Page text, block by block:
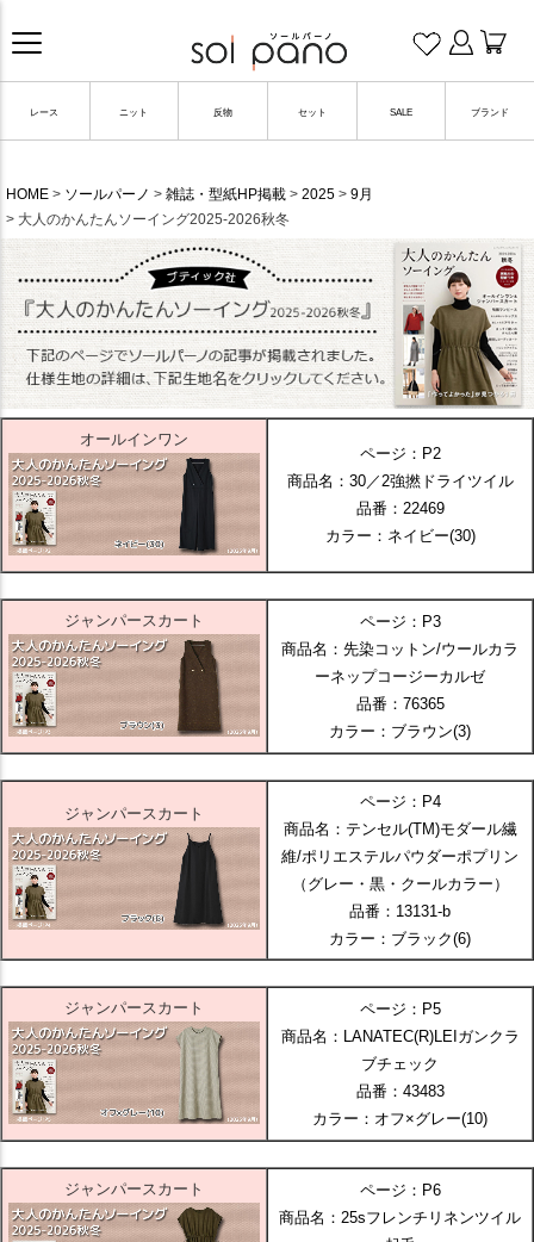
レース ニット 反物 セット SALE ブランド
HOME ソールパーノ 雑誌・型紙HP掲載 2025
9月
大人のかんたんソーイング2025-2026秋冬
オールインワン
ページ：P2
商品名：30／2強撚ドライツイル
品番：22469
カラー：ネイビー(30)
ジャンパースカート
ページ：P3
商品名：先染コットン/ウールカラ
ーネップコージーカルゼ
品番：76365
カラー：ブラウン(3)
ジャンパースカート
ページ：P4
商品名：テンセル(TM)モダール繊
維/ポリエステルパウダーポプリン
（グレー・黒・クールカラー）
品番：13131-b
カラー：ブラック(6)
ジャンパースカート
ページ：P5
商品名：LANATEC(R)LEIガンクラ
ブチェック
品番：43483
カラー：オフ×グレー(10)
ジャンパースカート
ページ：P6
商品名：25sフレンチリネンツイル